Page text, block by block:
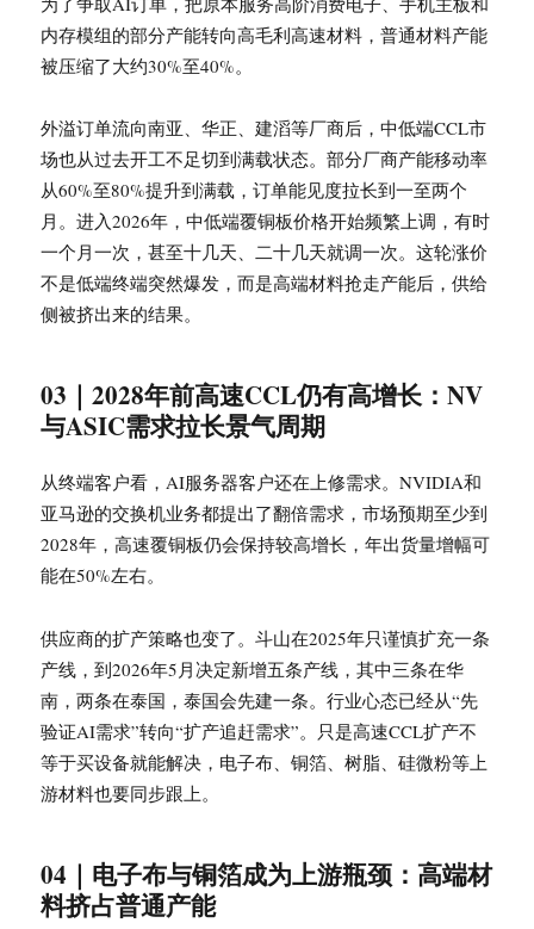
内存模组的部分产能转向高毛利高速材料，普通材料产能
被压缩了大约30%至40%。
外溢订单流向南亚、华正、建滔等厂商后，中低端CCL市
场也从过去开工不足切到满载状态。部分厂商产能移动率
从60%至80%提升到满载，订单能见度拉长到一至两个
月。进入2026年，中低端覆铜板价格开始频繁上调，有时
一个月一次，甚至十几天、二十几天就调一次。这轮涨价
不是低端终端突然爆发，而是高端材料抢走产能后，供给
侧被挤出来的结果。
03｜2028年前高速CCL仍有高增长：NV
与ASIC需求拉长景气周期
从终端客户看，AI服务器客户还在上修需求。NVIDIA和
亚马逊的交换机业务都提出了翻倍需求，市场预期至少到
2028年，高速覆铜板仍会保持较高增长，年出货量增幅可
能在50%左右。
供应商的扩产策略也变了。斗山在2025年只谨慎扩充一条
产线，到2026年5月决定新增五条产线，其中三条在华
南，两条在泰国，泰国会先建一条。行业心态已经从“先
验证AI需求”转向“扩产追赶需求”。只是高速CCL扩产不
等于买设备就能解决，电子布、铜箔、树脂、硅微粉等上
游材料也要同步跟上。
04｜电子布与铜箔成为上游瓶颈：高端材
料挤占普通产能